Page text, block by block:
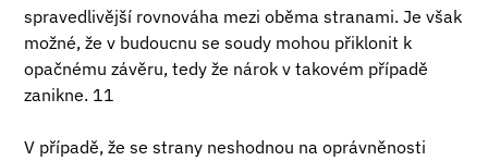
spravedlivější rovnováha mezi oběma stranami. Je však
možné, že v budoucnu se soudy mohou přiklonit k
opačnému závěru, tedy že nárok v takovém případě
zanikne. 11
V případě, že se strany neshodnou na oprávněnosti